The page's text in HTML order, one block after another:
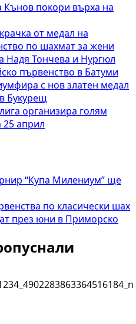
покори върха на
от медал на
по шахмат за жени
Надя Тончева и Нургюл
първенство в Батуми
с нов златен медал
Букурещ
организира голям
април
“Купа Милениум” ще
по класически шах
през юни в Приморско